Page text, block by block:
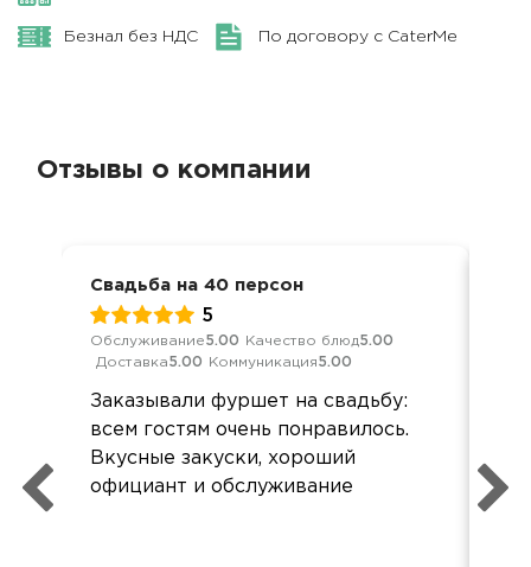
Безнал без НДС По договору с CaterMe
Отзывы о компании
Свадьба на 40 персон
5
Обслуживание5.00 Качество блюд5.00
Доставка5.00 Коммуникация5.00
Заказывали фуршет на свадьбу:
всем гостям очень понравилось.
Вкусные закуски, хороший
официант и обслуживание